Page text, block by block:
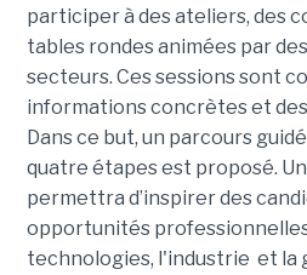
participer à des ateliers, des
tables rondes animées par
secteurs. Ces sessions sont
informations concrètes et
Dans ce but, un parcours
quatre étapes est proposé.
permettra d’inspirer des
opportunités
technologies, l'industrie et la